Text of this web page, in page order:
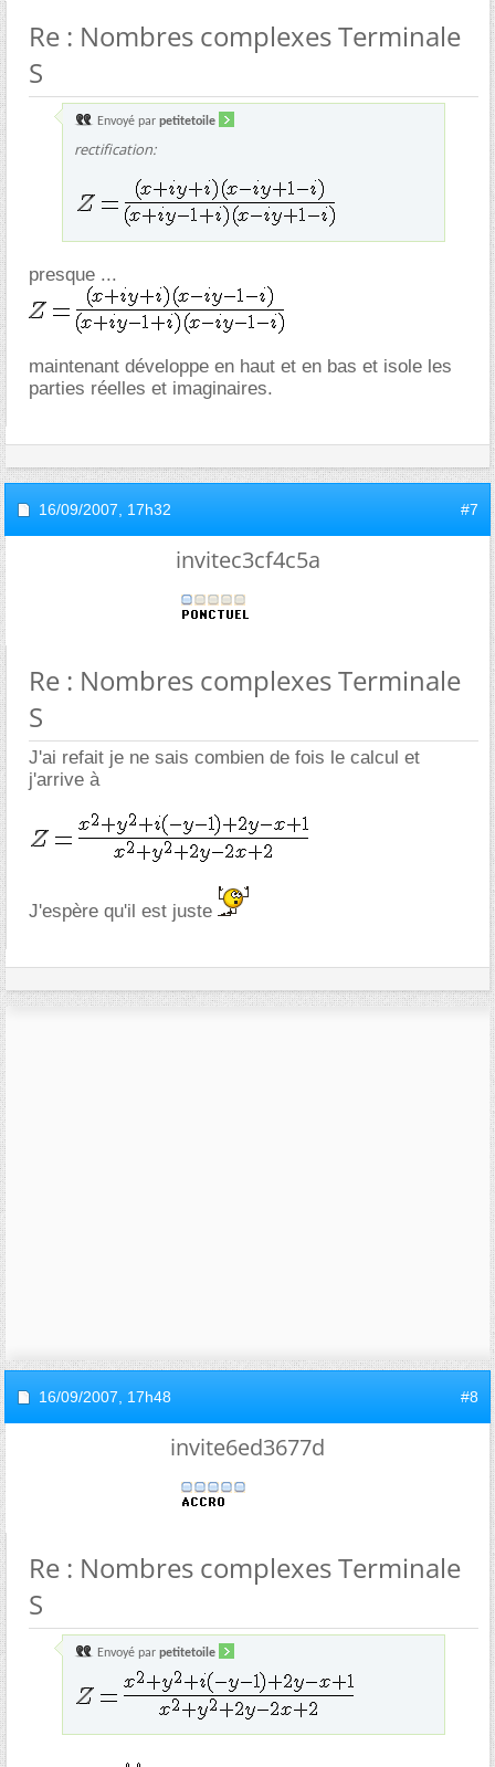
Re : Nombres complexes Terminale
S
Envoyé par petitetoile
rectification:
presque ...
maintenant développe en haut et en bas et isole les
parties réelles et imaginaires.
16/09/2007, 17h32 #7
invitec3cf4c5a
Re : Nombres complexes Terminale
S
J'ai refait je ne sais combien de fois le calcul et
j'arrive à
J'espère qu'il est juste
16/09/2007, 17h48 #8
invite6ed3677d
Re : Nombres complexes Terminale
S
Envoyé par petitetoile